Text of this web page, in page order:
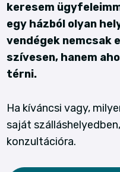
keresem
egy házból olyan
vendégek nemcsak
szívesen, hanem
térni.
Ha kíváncsi vagy,
saját
konzultációra.